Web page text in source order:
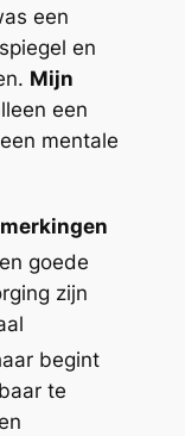
een
en
Mijn
een
mentale
goede
zijn
begint
te